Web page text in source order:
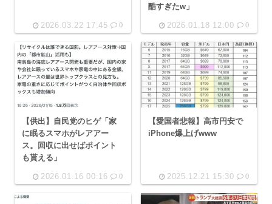
2026.03.22 17:45 0
酷すぎたw」
2026.01.18 12:00 0
【供出】自民党のヒゲ「家
に眠るスマホがレアアー
ス。回収に出せばポイント
も貰える」
2026.01.16 00:16 0
【愛国者悲報】高市円安で
iPhone爆上げwww
2025.12.21 15:30 0